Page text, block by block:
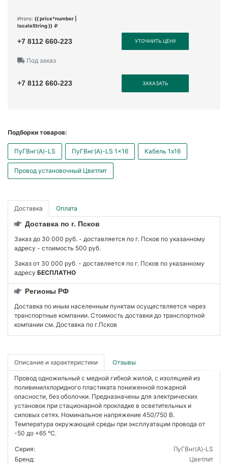
Итого: {{ price*number |
localeString }}
+7 8112 660-223 УТОЧНИТЬ ЦЕНУ
Под заказ
+7 8112 660-223 ЗАКАЗАТЬ
Подборки товаров:
ПуГВнг(А)-LS ПуГВнг(А)-LS 1x16 Кабель 1x16
Провод установочный Цветлит
Доставка Оплата
Доставка по г. Псков
Заказ до 30 000 руб. - доставляется по г. Псков по указанному
адресу - стоимость 500 руб.
Заказ от 30 000 руб. - доставляется по г. Псков по указанному
адресу БЕСПЛАТНО
Регионы РФ
Доставка по иным населенным пунктам осуществляется через
транспортные компании. Стоимость доставки до транспортной
компании см. Доставка по г.Псков
Описание и характеристики Отзывы
Провод одножильный с медной гибкой жилой, с изоляцией из
поливинилхлоридного пластиката пониженной пожарной
опасности, без оболочки. Предназначены для электрических
установок при стационарной прокладке в осветительных и
силовых сетях. Номинальное напряжение 450/750 В.
Температура окружающей среды при эксплуатации провода от
-50 до +65 °C.
Серия:
ПуГВнг(А)-LS
Бренд:
Цветлит